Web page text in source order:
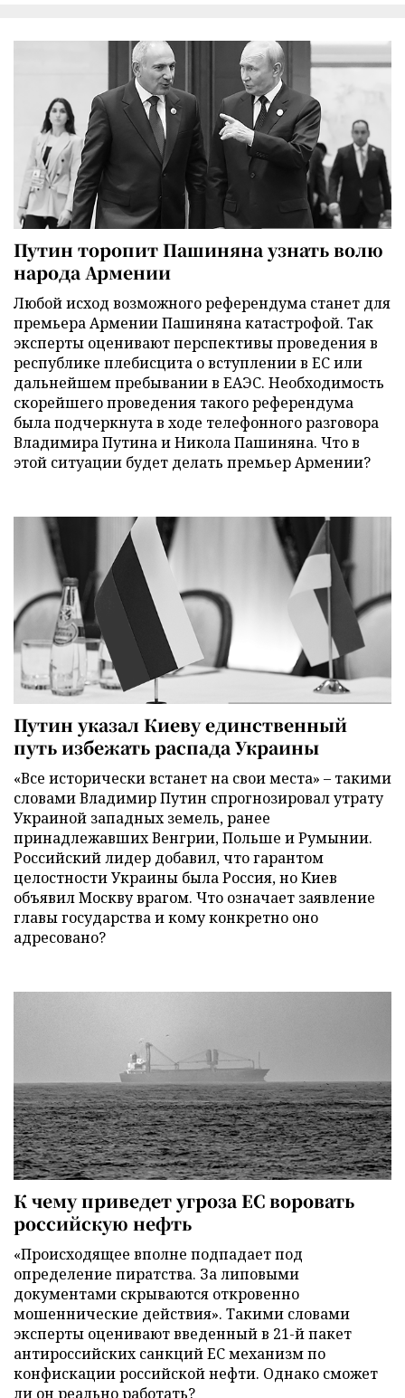
Путин торопит Пашиняна узнать волю
народа Армении
Любой исход возможного референдума станет для
премьера Армении Пашиняна катастрофой. Так
эксперты оценивают перспективы проведения в
республике плебисцита о вступлении в ЕС или
дальнейшем пребывании в ЕАЭС. Необходимость
скорейшего проведения такого референдума
была подчеркнута в ходе телефонного разговора
Владимира Путина и Никола Пашиняна. Что в
этой ситуации будет делать премьер Армении?
Путин указал Киеву единственный
путь избежать распада Украины
«Все исторически встанет на свои места» – такими
словами Владимир Путин спрогнозировал утрату
Украиной западных земель, ранее
принадлежавших Венгрии, Польше и Румынии.
Российский лидер добавил, что гарантом
целостности Украины была Россия, но Киев
объявил Москву врагом. Что означает заявление
главы государства и кому конкретно оно
адресовано?
К чему приведет угроза ЕС воровать
российскую нефть
«Происходящее вполне подпадает под
определение пиратства. За липовыми
документами скрываются откровенно
мошеннические действия». Такими словами
эксперты оценивают введенный в 21-й пакет
антироссийских санкций ЕС механизм по
конфискации российской нефти. Однако сможет
ли он реально работать?